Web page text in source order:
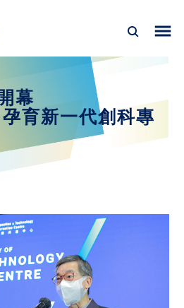
幕
育新一代創科專